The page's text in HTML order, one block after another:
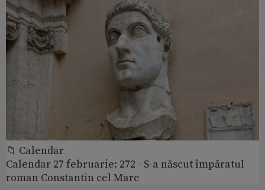
📁 Calendar
Calendar 27 februarie: 272 - S-a născut împăratul
roman Constantin cel Mare